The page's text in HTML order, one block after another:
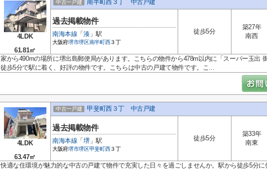
4LDK
61.81㎡
中古一戸建 南半町西３丁 中古戸建
過去掲載物件
南海本線 「湊」駅
大阪府堺市堺区南半町西３丁
徒歩5分
築27年
南西
家から490mの場所に堺出島郵便局があります。こちらの物件から478m以内に「スーパー玉出
徒歩5分で駅に着く、好評の物件です。こちらは中古の戸建て物件です。こ...
4LDK
63.47㎡
中古一戸建 甲斐町西３丁 中古戸建
過去掲載物件
南海本線 「堺」駅
大阪府堺市堺区甲斐町西３丁
徒歩5分
築33年
南東
快適な住環境が魅力的な中古の戸建て物件で充実した日々を過ごしませんか。駅から徒歩5分